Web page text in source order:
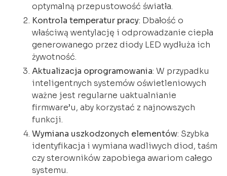
optymalną przepustowość światła.
Kontrola temperatur pracy: Dbałość o
właściwą wentylację i odprowadzanie ciepła
generowanego przez diody LED wydłuża ich
żywotność.
Aktualizacja oprogramowania: W przypadku
inteligentnych systemów oświetleniowych
ważne jest regularne uaktualnianie
firmware’u, aby korzystać z najnowszych
funkcji.
Wymiana uszkodzonych elementów: Szybka
identyfikacja i wymiana wadliwych diod, taśm
czy sterowników zapobiega awariom całego
systemu.